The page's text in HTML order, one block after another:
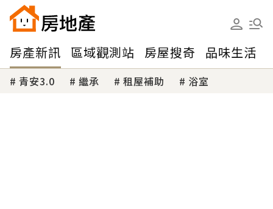
房產新訊 區域觀測站 房屋搜奇 品味生活
青安3.0 繼承 租屋補助 浴室